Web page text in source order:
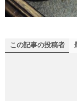
この記事の投稿者